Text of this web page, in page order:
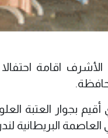
اقامة
بجوار العتبة
العاصمة البريطانية